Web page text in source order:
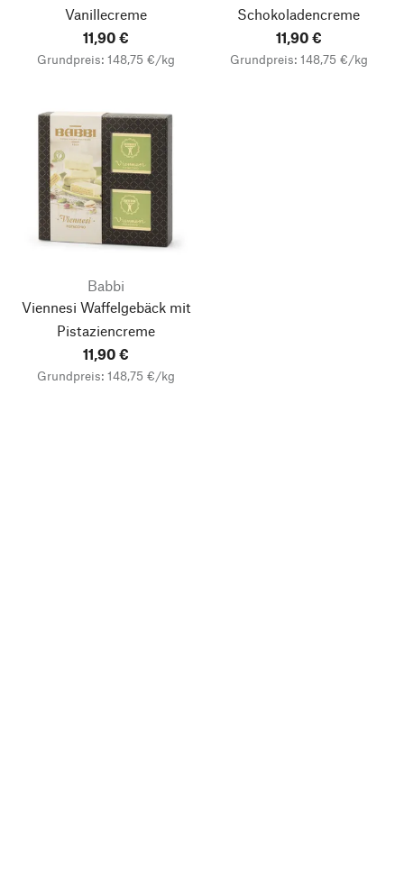
Vanillecreme
11,90 €
Grundpreis: 148,75 €/kg
Schokoladencreme
11,90 €
Grundpreis: 148,75 €/kg
Babbi
Viennesi Waffelgebäck mit
Pistaziencreme
11,90 €
Grundpreis: 148,75 €/kg